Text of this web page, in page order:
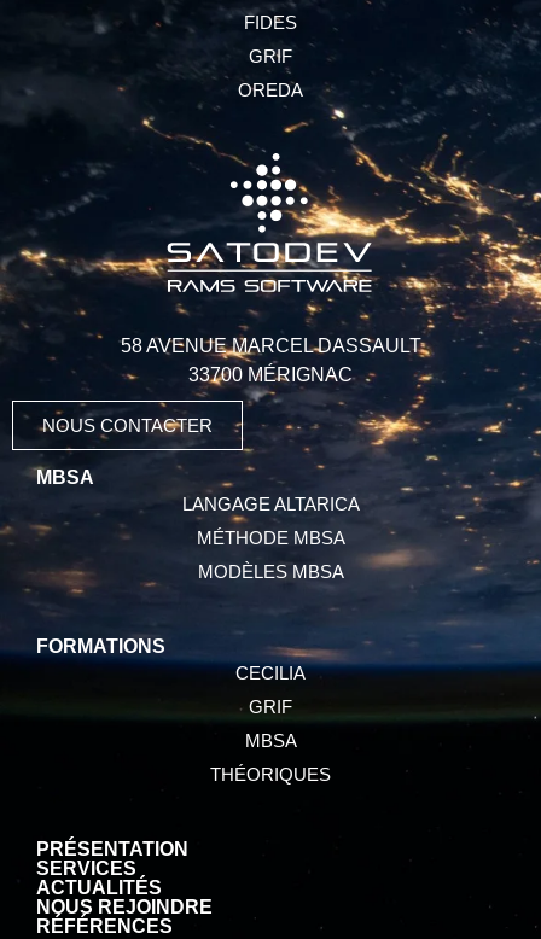
FIDES
GRIF
OREDA
MBSA
LANGAGE ALTARICA
MÉTHODE MBSA
MODÈLES MBSA
58 AVENUE MARCEL DASSAULT
33700 MÉRIGNAC
NOUS CONTACTER
FORMATIONS
CECILIA
GRIF
MBSA
THÉORIQUES
PRÉSENTATION
SERVICES
ACTUALITÉS
NOUS REJOINDRE
RÉFÉRENCES